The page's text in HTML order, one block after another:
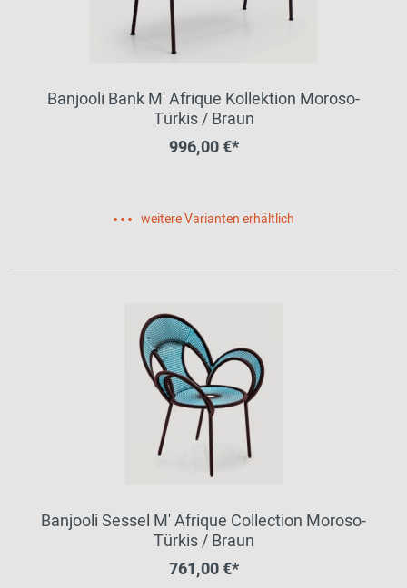
Banjooli Bank M' Afrique Kollektion Moroso-
Türkis / Braun
996,00 €*
weitere Varianten erhältlich
Banjooli Sessel M' Afrique Collection Moroso-
Türkis / Braun
761,00 €*